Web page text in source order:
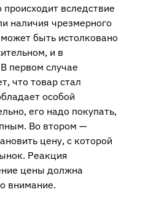
вследствие
наличия чрезмерного
быть истолковано
и в
первом случае
что товар стал
особой
его надо покупать,
Во втором —
цену, с которой
Реакция
цены должна
внимание.